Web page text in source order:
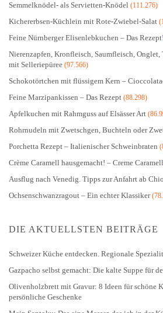
Semmelknödel- als Servietten-Knödel (111.276)
Kichererbsen-Küchlein mit Rote-Zwiebel-Salat
Feine Nürnberger Elisenlebkuchen – Das Rezept!
Nierenzapfen, Kronfleisch, Saumfleisch,
mit Selleriepüree (97.566)
Schokotörtchen mit flüssigem Kern –
Feine Marzipankissen – Das Rezept (88.298)
Apfelkuchen mit Rahmguss auf Elsässer Art
Rohrnudeln mit Zwetschgen, Buchteln oder
Porchetta Rezept – Italienischer Schweinbraten
Crème Caramell hausgemacht! – Creme Caramell
Ausflug nach Venedig. Tipps zur Anfahrt ab
Ochsenschwanzragout – Ein echter Klassiker
DIE AKTUELLSTEN BEITRÄGE
Schweizer Küche entdecken. Regionale
Gazpacho selbst gemacht: Die kalte Suppe für
Olivenholzbrett mit Gravur: 8 Ideen für schöne
persönliche Geschenke